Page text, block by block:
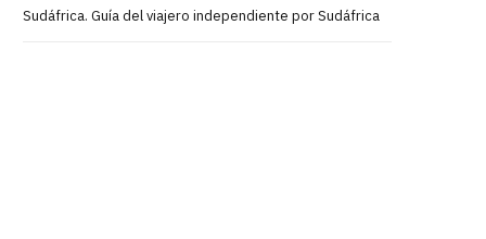
Sudáfrica. Guía del viajero independiente por Sudáfrica